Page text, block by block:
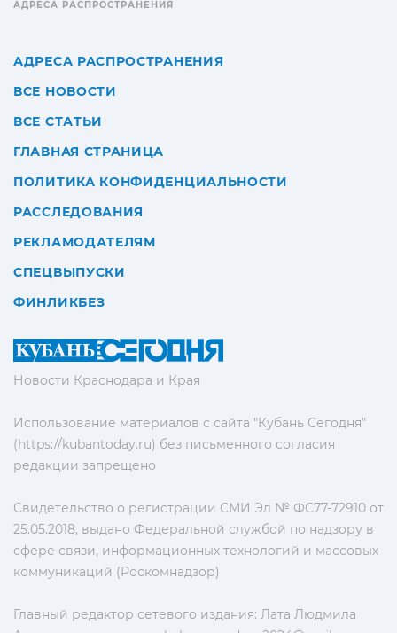
Новости Краснодара и Края
Использование материалов с сайта "Кубань Сегодня"
(https://kubantoday.ru) без письменного согласия
редакции запрещено
Свидетельство о регистрации СМИ Эл № ФС77-72910 от
25.05.2018, выдано Федеральной службой по надзору в
сфере связи, информационных технологий и массовых
коммуникаций (Роскомнадзор)
Главный редактор сетевого издания: Лата Людмила
АДРЕСА РАСПРОСТРАНЕНИЯ
АДРЕСА РАСПРОСТРАНЕНИЯ
ВСЕ НОВОСТИ
ВСЕ СТАТЬИ
ГЛАВНАЯ СТРАНИЦА
ПОЛИТИКА КОНФИДЕНЦИАЛЬНОСТИ
РАССЛЕДОВАНИЯ
РЕКЛАМОДАТЕЛЯМ
СПЕЦВЫПУСКИ
ФИНЛИКБЕЗ